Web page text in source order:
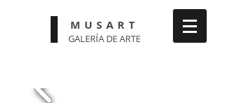
MUSART
GALERÍA DE ARTE